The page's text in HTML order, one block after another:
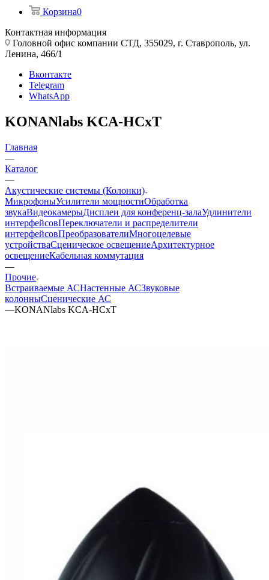
Корзина0
Контактная информация
Головной офис компании СТД, 355029, г. Ставрополь, ул.
Ленина, 466/1
Вконтакте
Telegram
WhatsApp
KONANlabs KCA-HCxT
Главная
—
Каталог
—
Акустические системы (Колонки)
МикрофоныУсилители мощностиОбработка
звукаВидеокамерыДисплеи для конференц-залаУдлинители
интерфейсовПереключатели и распределители
интерфейсовПреобразователиМногоцелевые
устройстваСценическое освещениеАрхитектурное
освещениеКабельная коммутация
—
Прочие
Встраиваемые АСНастенные АСЗвуковые
колонныСценические АС
—KONANlabs KCA-HCxT